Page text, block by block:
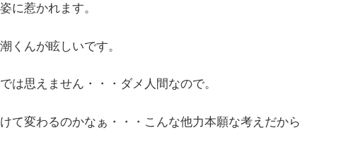
に惹かれます。
くんが眩しいです。
は思えません・・・ダメ人間なので。
て変わるのかなぁ・・・こんな他力本願な考えだから